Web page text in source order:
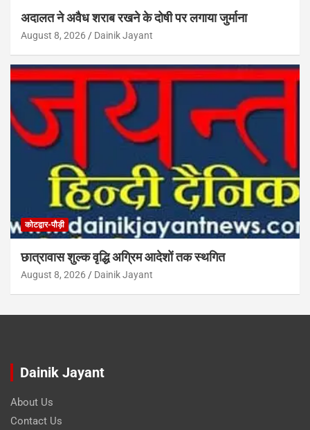
अदालत ने अवैध शराब रखने के दोषी पर लगाया जुर्माना
August 8, 2026 Dainik Jayant
कोटद्वार-पौड़ी
छात्रावास शुल्क वृद्धि अग्रिम आदेशों तक स्थगित
August 8, 2026 Dainik Jayant
Dainik Jayant
About Us
Contact Us